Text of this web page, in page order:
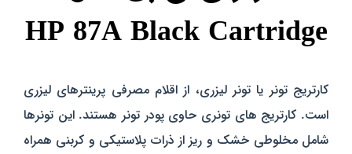
HP 87A Black Cartridge
کارتریج تونر یا تونر لیزری، از اقلام مصرفی پرینترهای لیزری
است. کارتریج‌ های تونری حاوی پودر تونر هستند. این تونرها
شامل مخلوطی خشک و ریز از ذرات پلاستیکی و کربنی همراه